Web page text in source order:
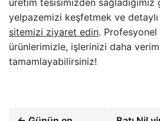
üretim tesisimizden sağladığımız
yelpazemizi keşfetmek ve
sitemizi ziyaret edin. Profesyonel
ürünlerimizle, işlerinizi daha
tamamlayabilirsiniz!